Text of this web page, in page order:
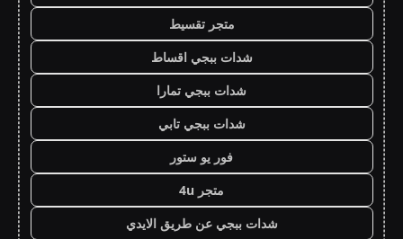
متجر تقسيط
شدات ببجي اقساط
شدات ببجي تمارا
شدات ببجي تابي
فور يو ستور
متجر 4u
شدات ببجي عن طريق الايدي